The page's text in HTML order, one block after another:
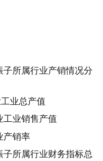
所属行业产销情况分
业总产值
业销售产值
产销率
所属行业财务指标总